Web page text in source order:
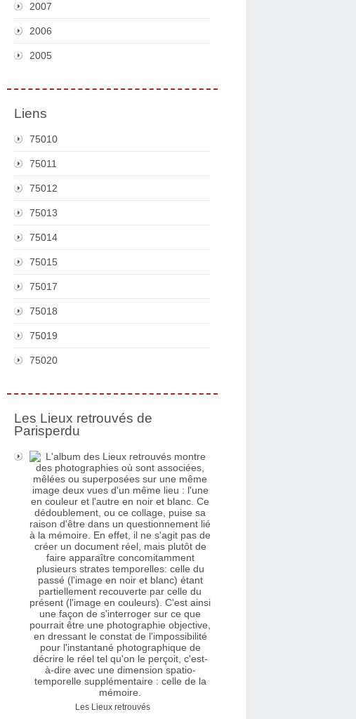
2007
2006
2005
Liens
75010
75011
75012
75013
75014
75015
75017
75018
75019
75020
Les Lieux retrouvés de
Parisperdu
Les Lieux retrouvés